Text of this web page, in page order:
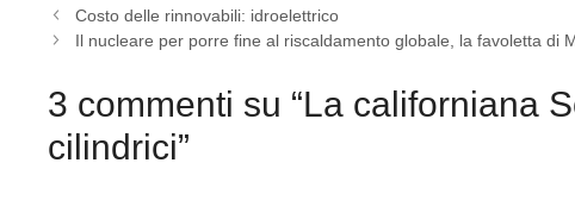
Costo delle rinnovabili: idroelettrico
Il nucleare per porre fine al riscaldamento globale, la favoletta di
3 commenti su “La californiana
cilindrici”